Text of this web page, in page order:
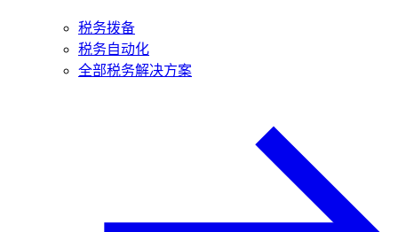
税务拨备
税务自动化
全部税务解决方案